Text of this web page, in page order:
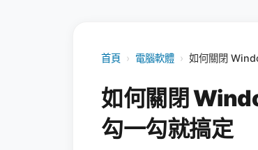
首頁 › 電腦軟體 › 如何關閉
如何關閉
勾一勾就搞定